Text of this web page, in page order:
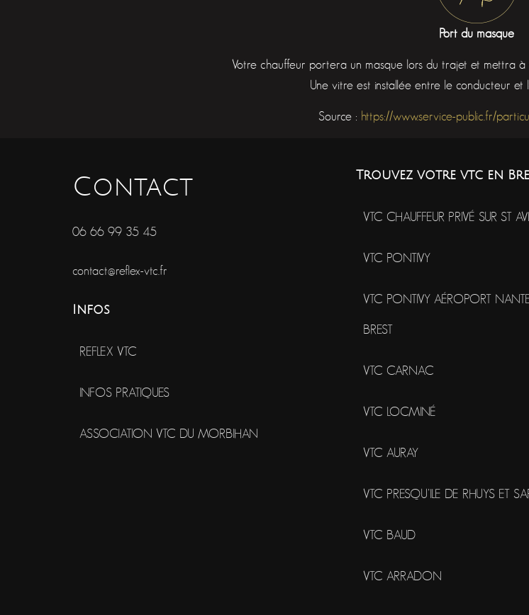
Port du masque
Votre chauffeur portera un masque lors du trajet et mettra à
Une vitre est installée entre le conducteur et
Source : https://www.service-public.fr/
Contact
06 66 99 35 45
contact@reflex-vtc.fr
Infos
REFLEX VTC
INFOS PRATIQUES
ASSOCIATION VTC DU MORBIHAN
Trouvez votre vtc en
VTC CHAUFFEUR PRIVÉ SUR ST
VTC PONTIVY
VTC PONTIVY AÉROPORT
BREST
VTC CARNAC
VTC LOCMINÉ
VTC AURAY
VTC PRESQU’ILE DE RHUYS ET
VTC BAUD
VTC ARRADON